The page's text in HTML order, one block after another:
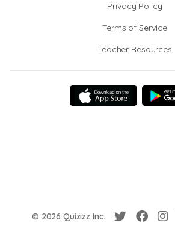
Privacy Policy
Terms of Service
Teacher Resources
© 2026 Quizizz Inc.